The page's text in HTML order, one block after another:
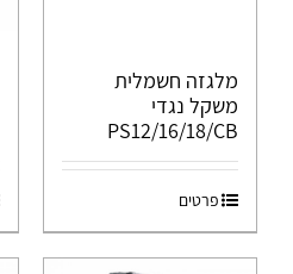
מלגזה חשמלית
משקל נגדי
PS12/16/18/CB
פרטים